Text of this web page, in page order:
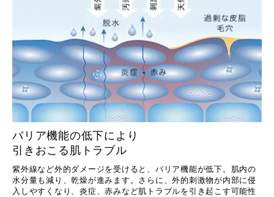
バリア機能の低下により
引きおこる肌トラブル
紫外線など外的ダメージを受けると、バリア機能が低下。肌内の
水分量も減り、乾燥が進みます。さらに、外的刺激物が内部に侵
入しやすくなり、炎症、赤みなど肌トラブルを引き起こす可能性